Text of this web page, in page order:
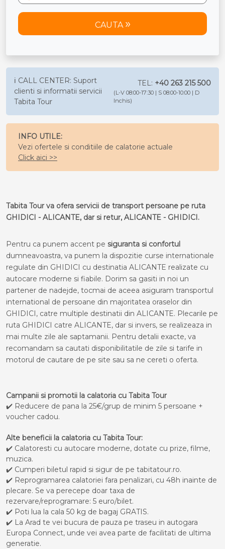
CAUTA
ℹ️ CALL CENTER: Suport
clienti si informatii servicii
Tabita Tour
TEL: +40 263 215 500
(L-V 08:00-17:30 | S 08:00-10:00 | D
Inchis)
INFO UTILE:
Vezi ofertele si conditiile de calatorie actuale
Click aici >>
Tabita Tour va ofera servicii de transport persoane pe ruta
GHIDICI - ALICANTE, dar si retur, ALICANTE - GHIDICI.
Pentru ca punem accent pe siguranta si confortul
dumneavoastra, va punem la dispozitie curse internationale
regulate din GHIDICI cu destinatia ALICANTE realizate cu
autocare moderne si fiabile. Dorim sa gasiti in noi un
partener de nadejde, tocmai de aceea asiguram transportul
international de persoane din majoritatea oraselor din
GHIDICI, catre multiple destinatii din ALICANTE. Plecarile pe
ruta GHIDICI catre ALICANTE, dar si invers, se realizeaza in
mai multe zile ale saptamanii. Pentru detalii exacte, va
recomandam sa cautati disponibilitatile de zile si tarife in
motorul de cautare de pe site sau sa ne cereti o oferta.
Campanii si promotii la calatoria cu Tabita Tour
✔️ Reducere de pana la 25€/grup de minim 5 persoane +
voucher cadou.
Alte beneficii la calatoria cu Tabita Tour:
✔️ Calatoresti cu autocare moderne, dotate cu prize, filme,
muzica.
✔️ Cumperi biletul rapid si sigur de pe tabitatour.ro.
✔️ Reprogramarea calatoriei fara penalizari, cu 48h inainte de
plecare. Se va perecepe doar taxa de
rezervare/reprogramare: 5 euro/bilet.
✔️ Poti lua la cala 50 kg de bagaj GRATIS.
✔️ La Arad te vei bucura de pauza pe traseu in autogara
Europa Connect, unde vei avea parte de facilitati de ultima
generatie.